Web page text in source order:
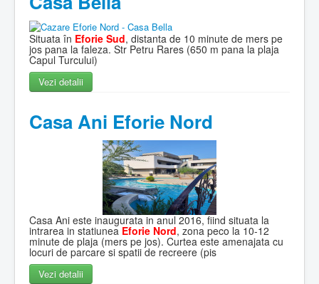
Situata în Eforie Sud, distanta de 10 minute de mers pe
jos pana la faleza. Str Petru Rares (650 m pana la plaja
Capul Turcului)
Vezi detalii
Casa Ani Eforie Nord
Casa Ani este inaugurata in anul 2016, fiind situata la
intrarea in statiunea Eforie Nord, zona peco la 10-12
minute de plaja (mers pe jos). Curtea este amenajata cu
locuri de parcare si spatii de recreere (pis
Vezi detalii